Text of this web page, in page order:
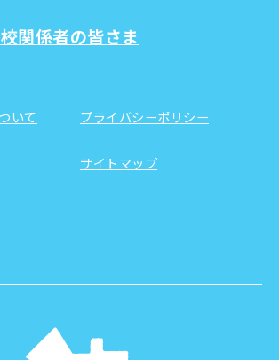
関係者の皆さま
いて プライバシーポリシー
サイトマップ